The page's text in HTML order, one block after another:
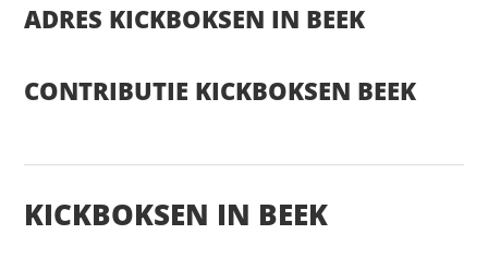
ADRES KICKBOKSEN IN BEEK
CONTRIBUTIE KICKBOKSEN BEEK
KICKBOKSEN IN BEEK